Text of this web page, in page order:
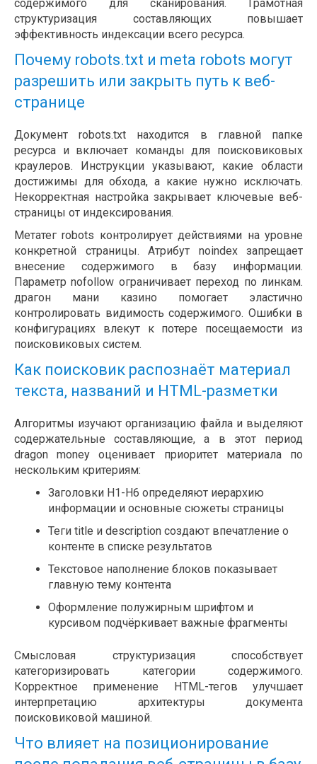
содержимого для сканирования. Грамотная
структуризация составляющих повышает
эффективность индексации всего ресурса.
Почему robots.txt и meta robots могут
разрешить или закрыть путь к веб-
странице
Документ robots.txt находится в главной папке
ресурса и включает команды для поисковиковых
краулеров. Инструкции указывают, какие области
достижимы для обхода, а какие нужно исключать.
Некорректная настройка закрывает ключевые веб-
страницы от индексирования.
Метатег robots контролирует действиями на уровне
конкретной страницы. Атрибут noindex запрещает
внесение содержимого в базу информации.
Параметр nofollow ограничивает переход по линкам.
драгон мани казино помогает эластично
контролировать видимость содержимого. Ошибки в
конфигурациях влекут к потере посещаемости из
поисковиковых систем.
Как поисковик распознаёт материал
текста, названий и HTML-разметки
Алгоритмы изучают организацию файла и выделяют
содержательные составляющие, а в этот период
dragon money оценивает приоритет материала по
нескольким критериям:
Заголовки H1-H6 определяют иерархию
информации и основные сюжеты страницы
Теги title и description создают впечатление о
контенте в списке результатов
Текстовое наполнение блоков показывает
главную тему контента
Оформление полужирным шрифтом и
курсивом подчёркивает важные фрагменты
Смысловая структуризация способствует
категоризировать категории содержимого.
Корректное применение HTML-тегов улучшает
интерпретацию архитектуры документа
поисковиковой машиной.
Что влияет на позиционирование